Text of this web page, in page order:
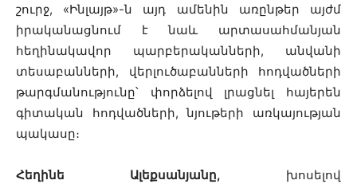
շուրջ, «Ինլայթ»-ն այդ ամենին առընթեր այժմ
իրականացնում է նաև արտասահմանյան
հեղինակավոր պարբերականների, անվանի
տեսաբանների, վերլուծաբանների հոդվածների
թարգմանությունը՝ փորձելով լրացնել հայերեն
գիտական հոդվածների, նյութերի առկայության
պակասը։
Հեղինե Ալեքսանյանը, խոսելով